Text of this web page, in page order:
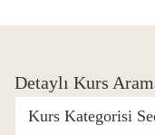
Detaylı Kurs